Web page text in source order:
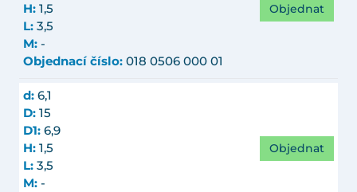
H: 1,5
L: 3,5
M: -
Objednací číslo: 018 0506 000 01
Objednat
d: 6,1
D: 15
D1: 6,9
H: 1,5
L: 3,5
M: -
Objednat